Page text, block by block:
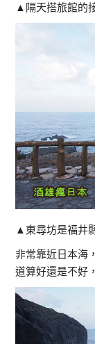
▲隔天搭旅館的
▲東尋坊是福井
非常靠近日本海
道算好還是不好